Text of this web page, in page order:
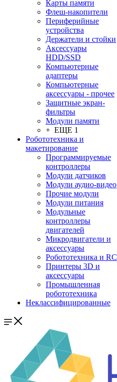
Карты памяти
Флеш-накопители
Периферийные
устройства
Держатели и стойки
Аксессуары
HDD/SSD
Компьютерные
адаптеры
Компьютерные
аксессуары - прочее
Защитные экран-
фильтры
Модули памяти
+ ЕЩЕ 1
Робототехника и
макетирование
Программируемые
контроллеры
Модули датчиков
Модули аудио-видео
Прочие модули
Модули питания
Модульные
контроллеры
двигателей
Микродвигатели и
аксессуары
Робототехника и RC
Принтеры 3D и
аксессуары
Промышленная
робототехника
Неклассифицированные